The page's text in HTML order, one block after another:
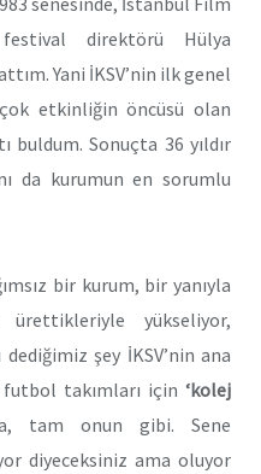
direktörü Hülya
Yani İKSV’nin ilk genel
etkinliğin öncüsü olan
buldum. Sonuçta 36 yıldır
da kurumun en sorumlu
bir kurum, bir yanıyla
yükseliyor,
şey İKSV’nin ana
futbol takımları için ‘kolej
tam onun gibi. Sene
diyeceksiniz ama oluyor